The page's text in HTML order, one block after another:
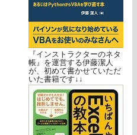
『インストラクターのネタ
帳』を運営する伊藤潔人
が、初めて書かせていただ
いた書籍です↓↓